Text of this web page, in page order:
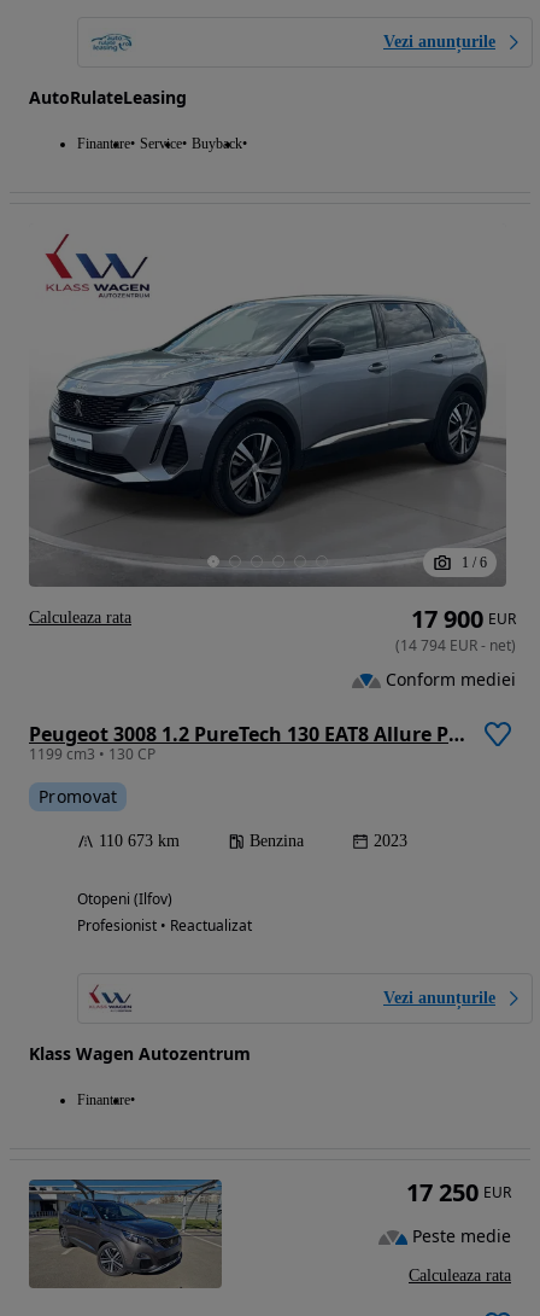
Vezi anunțurile
AutoRulateLeasing
Finantare Service Buyback
1 / 6
Peugeot 3008 1.2 PureTech 130 EAT8 Allure Pack
1199 cm3 • 130 CP
Promovat
110 673 km Benzina 2023
Otopeni (Ilfov)
Profesionist • Reactualizat
Vezi anunțurile
Klass Wagen Autozentrum
Finantare
17 900 EUR
(14 794 EUR- net)
Conform mediei
Calculeaza rata
17 250 EUR
Peste medie
Calculeaza rata